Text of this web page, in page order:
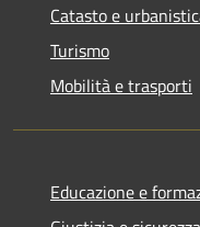
Catasto e
Turismo
Mobilità e trasporti
Educazione e